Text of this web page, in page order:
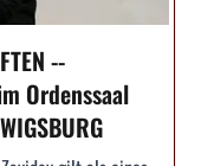
--
Ordenssaal